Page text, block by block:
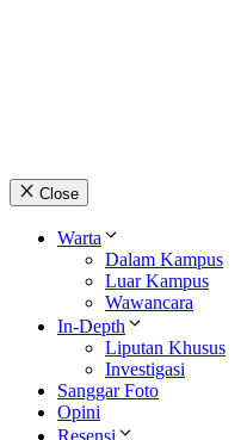
Close
Warta
Dalam Kampus
Luar Kampus
Wawancara
In-Depth
Liputan Khusus
Investigasi
Sanggar Foto
Opini
Resensi